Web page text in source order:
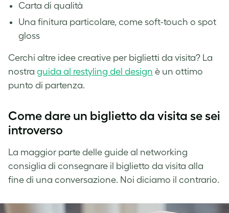
Carta di qualità
Una finitura particolare, come soft-touch o spot
gloss
Cerchi altre idee creative per biglietti da visita? La
nostra guida al restyling del design è un ottimo
punto di partenza.
Come dare un biglietto da visita se sei
introverso
La maggior parte delle guide al networking
consiglia di consegnare il biglietto da visita alla
fine di una conversazione. Noi diciamo il contrario.